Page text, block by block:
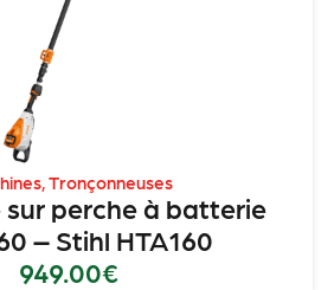
,Tronçonneuses
sur perche à batterie
– Stihl HTA160
949.00€